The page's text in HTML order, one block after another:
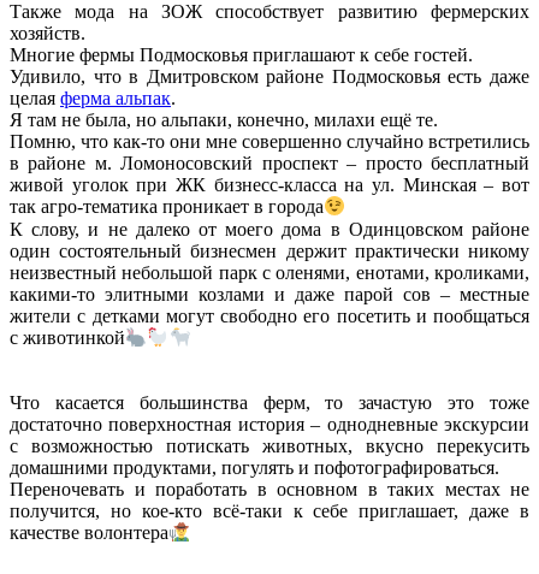
Также мода на ЗОЖ способствует развитию фермерских
хозяйств.
Многие фермы Подмосковья приглашают к себе гостей.
Удивило, что в Дмитровском районе Подмосковья есть даже
целая ферма альпак.
Я там не была, но альпаки, конечно, милахи ещё те.
Помню, что как-то они мне совершенно случайно встретились
в районе м. Ломоносовский проспект – просто бесплатный
живой уголок при ЖК бизнесс-класса на ул. Минская – вот
так агро-тематика проникает в города
К слову, и не далеко от моего дома в Одинцовском районе
один состоятельный бизнесмен держит практически никому
неизвестный небольшой парк с оленями, енотами, кроликами,
какими-то элитными козлами и даже парой сов – местные
жители с детками могут свободно его посетить и пообщаться
с животинкой
Что касается большинства ферм, то зачастую это тоже
достаточно поверхностная история – однодневные экскурсии
с возможностью потискать животных, вкусно перекусить
домашними продуктами, погулять и пофотографироваться.
Переночевать и поработать в основном в таких местах не
получится, но кое-кто всё-таки к себе приглашает, даже в
качестве волонтера